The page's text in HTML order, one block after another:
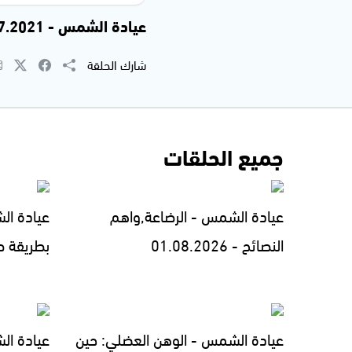
عيادة الشمس - 10.07.2021
شارك الحلقة
جميع الحلقات
عيادة الشمس - الرضاعة,واهم
النصائح - 01.08.2026
عيادة
بطريقة
عيادة الشمس - الوهن العضلي: حين عيادة